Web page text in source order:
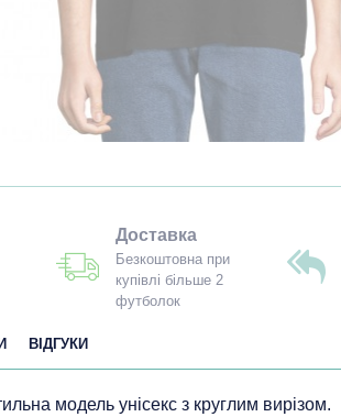
Доставка
Безкоштовна при
купівлі більше 2
футболок
ВІДГУКИ
модель унісекс з круглим вирізом.